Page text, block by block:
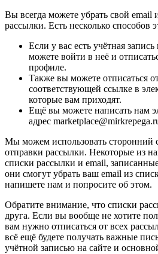
Вы всегда можете убрать свой email
рассылки. Есть несколько способов
Если у вас есть учётная
можете войти в неё и
профиле.
Также вы можете отписаться
соответствующей ссылке в
которые вам приходят.
Ещё вы можете написать нам
адрес
Мы можем использовать сторонний
отправки рассылки. Некоторые из
списки рассылки и email,
они смогут убрать ваш email из
напишете нам и попросите об этом.
Обратите внимание, что списки
друга. Если вы вообще не хотите
вам нужно отписаться от всех
всё ещё будете получать важные
учётной записью на сайте и